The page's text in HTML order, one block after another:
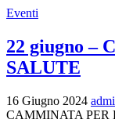
Eventi
22 giugno –
SALUTE
16 Giugno 2024
CAMMINATA PER